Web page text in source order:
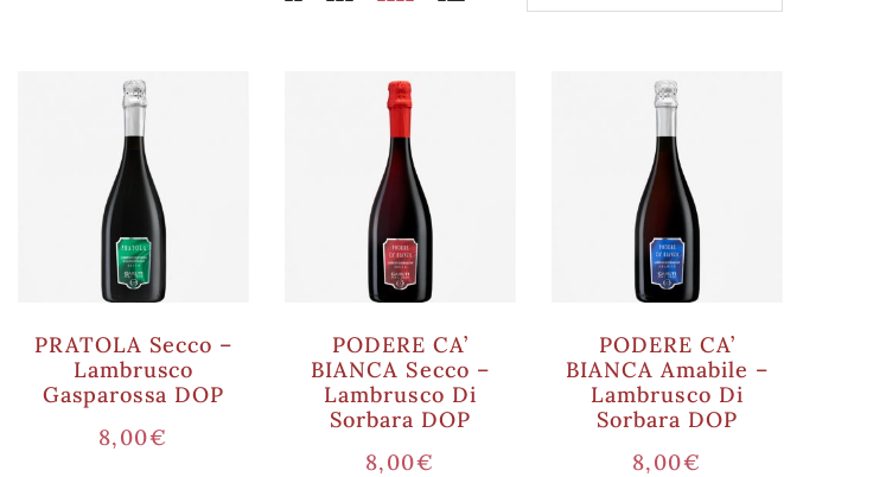
PRATOLA Secco –
Lambrusco
Gasparossa DOP
8,00€
PODERE CA’
BIANCA Secco –
Lambrusco Di
Sorbara DOP
8,00€
PODERE CA’
BIANCA Amabile –
Lambrusco Di
Sorbara DOP
8,00€